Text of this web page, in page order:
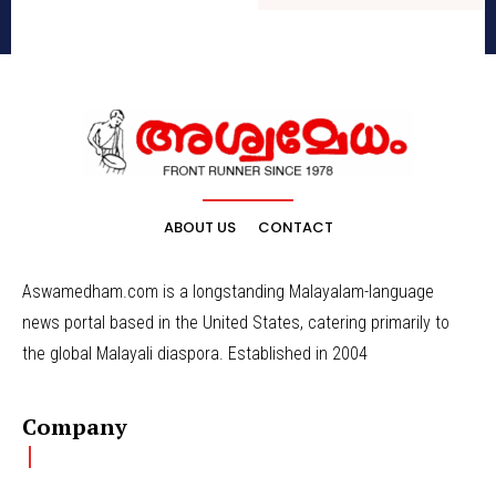
ABOUT US CONTACT
Aswamedham.com is a longstanding Malayalam-language
news portal based in the United States, catering primarily to
the global Malayali diaspora. Established in 2004
Company